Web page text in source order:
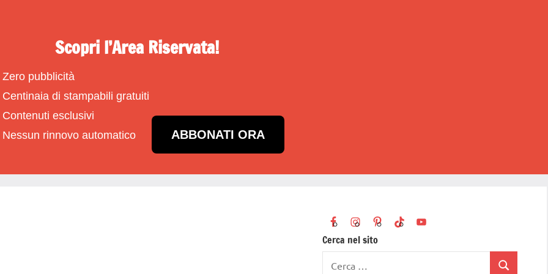
Scopri l’Area Riservata!
Zero pubblicità
Centinaia di stampabili gratuiti
Contenuti esclusivi
Nessun rinnovo automatico
ABBONATI ORA
Cerca nel sito